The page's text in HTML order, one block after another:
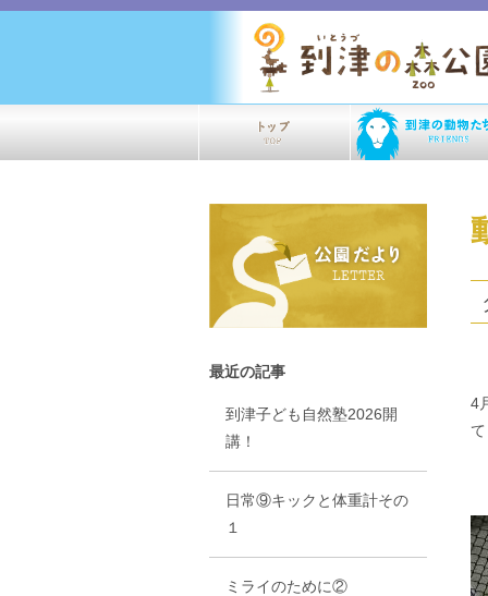
4
最近の記事
到津子ども自然塾2026開
講！
日常⑨キックと体重計その
１
ミライのために②